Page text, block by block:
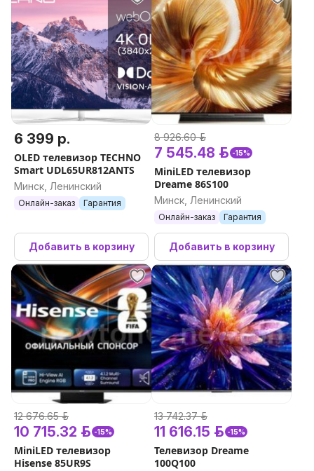
6 399 р.
OLED телевизор TECHNO
Smart UDL65UR812ANTS
Минск, Ленинский
Онлайн-заказ Гарантия
Добавить в корзину
8 926.60 р.
7 545.48 р. -15%
MiniLED телевизор
Dreame 86S100
Минск, Ленинский
Онлайн-заказ Гарантия
Добавить в корзину
12 676.65 р.
10 715.32 р. -15%
MiniLED телевизор
Hisense 85UR9S
13 742.37 р.
11 616.15 р. -15%
Телевизор Dreame
100Q100